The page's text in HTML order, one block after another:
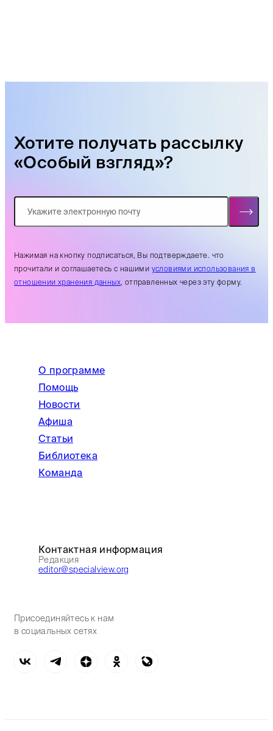
Хотите получать рассылку
«Особый взгляд»?
Нажимая на кнопку подписаться, Вы подтверждаете. что
прочитали и соглашаетесь с нашими условиями использования в
отношении хранения данных, отправленных через эту форму.
О программе
Помощь
Новости
Афиша
Статьи
Библиотека
Команда
Контактная информация
Редакция
editor@specialview.org
Присоединяйтесь к нам
в социальных сетях